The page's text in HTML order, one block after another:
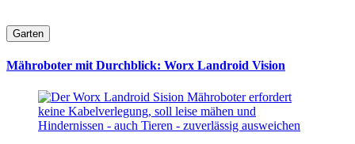
Garten
Mähroboter mit Durchblick: Worx Landroid Vision